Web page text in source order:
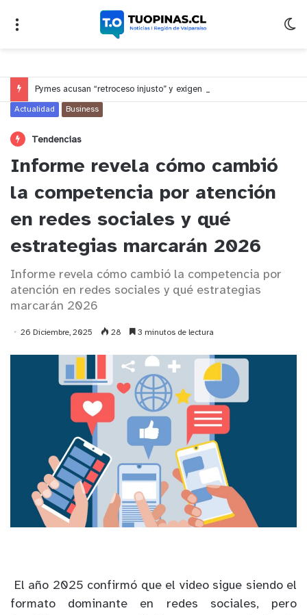
Actualidad Business
Tendencias
Informe revela cómo cambió
la competencia por atención
en redes sociales y qué
estrategias marcarán 2026
Informe revela cómo cambió la competencia por
atención en redes sociales y qué estrategias
marcarán 2026
26 Diciembre, 2025 28 3 minutos de lectura
El año 2025 confirmó que el video sigue siendo el
formato dominante en redes sociales, pero